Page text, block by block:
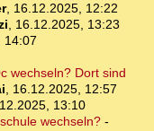
, 16.12.2025, 12:22
, 16.12.2025, 13:23
14:07
wechseln? Dort sind
, 16.12.2025, 12:57
13:10
wechseln?-